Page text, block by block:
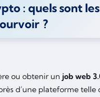
: quels sont
?
ou obtenir un job web
d’une plateforme telle